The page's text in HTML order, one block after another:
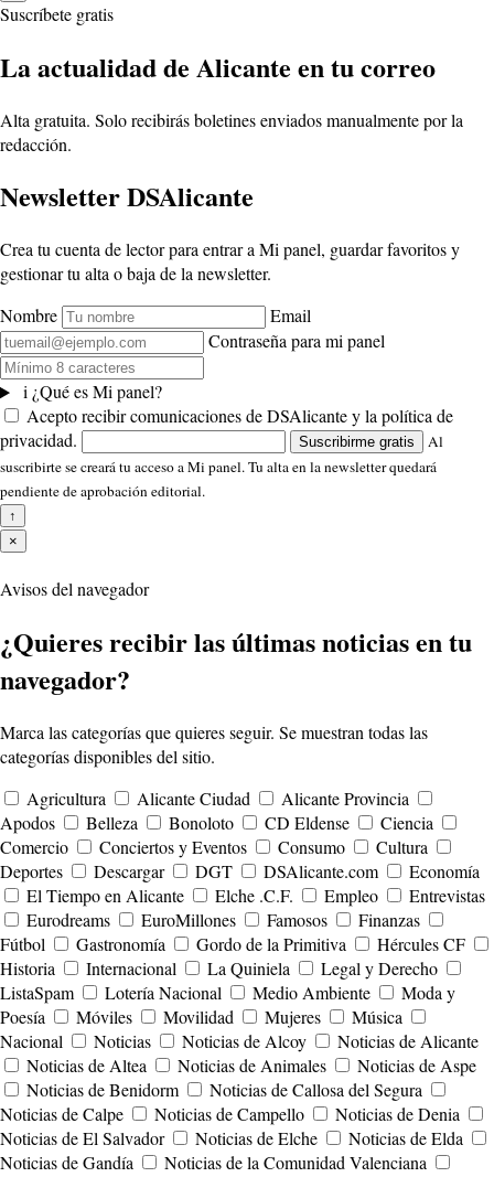
Suscríbete gratis
La actualidad de Alicante en tu correo
Alta gratuita. Solo recibirás boletines enviados manualmente por la
redacción.
Newsletter DSAlicante
Crea tu cuenta de lector para entrar a Mi panel, guardar favoritos y
gestionar tu alta o baja de la newsletter.
Nombre
Email
Contraseña para mi panel
i¿Qué es Mi panel?
Acepto recibir comunicaciones de DSAlicante y la política de
privacidad.
Suscribirme gratis
Al
suscribirte se creará tu acceso a Mi panel. Tu alta en la newsletter quedará
pendiente de aprobación editorial.
↑
×
Avisos del navegador
¿Quieres recibir las últimas noticias en tu
navegador?
Marca las categorías que quieres seguir. Se muestran todas las
categorías disponibles del sitio.
Agricultura
Alicante Ciudad
Alicante Provincia
Apodos
Belleza Bonoloto CD Eldense
Ciencia
Comercio
Conciertos y Eventos Consumo
Cultura
Deportes
Descargar DGT DSAlicante.com
Economía
El Tiempo en Alicante
Elche .C.F. Empleo
Entrevistas
Eurodreams
EuroMillones Famosos
Finanzas
Fútbol
Gastronomía Gordo de la Primitiva
Hércules CF
Historia
Internacional La Quiniela
Legal y Derecho
ListaSpam
Lotería Nacional Medio Ambiente
Moda y
Poesía
Móviles Movilidad Mujeres
Música
Nacional
Noticias Noticias de Alcoy
Noticias de Alicante
Noticias de Altea
Noticias de Animales
Noticias de Aspe
Noticias de Benidorm
Noticias de Callosa del Segura
Noticias de Calpe
Noticias de Campello
Noticias de Denia
Noticias de El Salvador
Noticias de Elche
Noticias de Elda
Noticias de Gandía
Noticias de la Comunidad Valenciana